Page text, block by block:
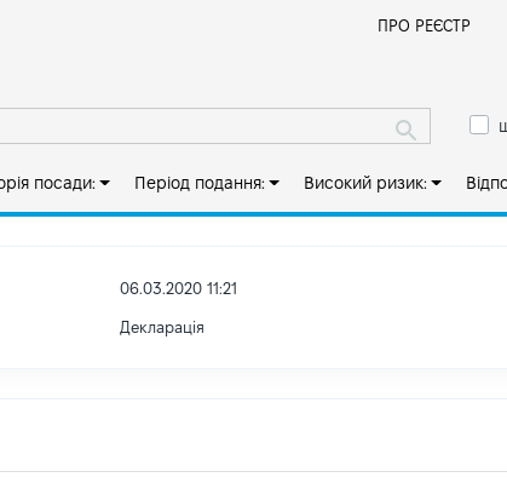
ПРО РЕЄСТР
посади: Період подання: Високий ризик:
06.03.2020 11:21
Декларація